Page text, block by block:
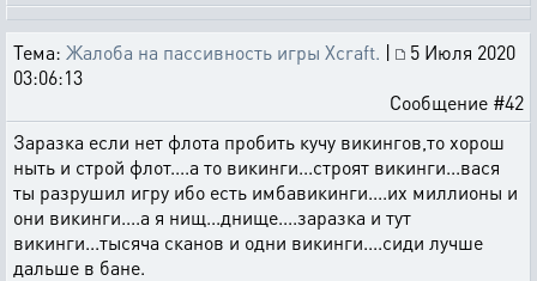
Тема: Жалоба на пассивность игры Xcraft. |
5 Июля 2020
03:06:13
Сообщение #42
Заразка если нет флота пробить кучу викингов,то хорош
ныть и строй флот....а то викинги...строят викинги...вася
ты разрушил игру ибо есть имбавикинги....их миллионы и
они викинги....а я нищ...днище....заразка и тут
викинги...тысяча сканов и одни викинги....сиди лучше
дальше в бане.